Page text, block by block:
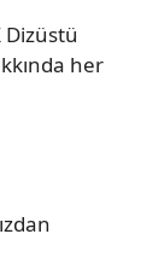
Dizüstü
her